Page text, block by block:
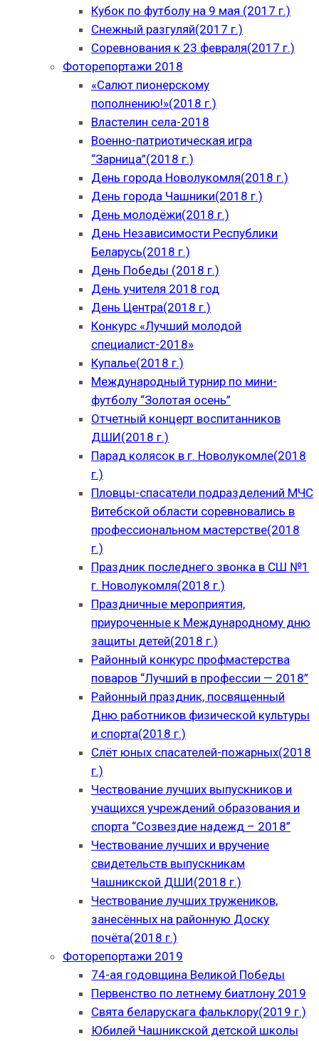
Кубок по футболу на 9 мая (2017 г.)
Снежный разгуляй(2017 г.)
Соревнования к 23 февраля(2017 г.)
Фоторепортажи 2018
«Салют пионерскому
пополнению!»(2018 г.)
Властелин села-2018
Военно-патриотическая игра
“Зарница”(2018 г.)
День города Новолукомля(2018 г.)
День города Чашники(2018 г.)
День молодёжи(2018 г.)
День Независимости Республики
Беларусь(2018 г.)
День Победы (2018 г.)
День учителя 2018 год
День Центра(2018 г.)
Конкурс «Лучший молодой
специалист-2018»
Купалье(2018 г.)
Международный турнир по мини-
футболу “Золотая осень”
Отчетный концерт воспитанников
ДШИ(2018 г.)
Парад колясок в г. Новолукомле(2018
г.)
Пловцы-спасатели подразделений МЧС
Витебской области соревновались в
профессиональном мастерстве(2018
г.)
Праздник последнего звонка в СШ №1
г. Новолукомля(2018 г.)
Праздничные мероприятия,
приуроченные к Международному дню
защиты детей(2018 г.)
Районный конкурс профмастерства
поваров “Лучший в профессии — 2018”
Районный праздник, посвященный
Дню работников физической культуры
и спорта(2018 г.)
Слёт юных спасателей-пожарных(2018
г.)
Чествование лучших выпускников и
учащихся учреждений образования и
спорта “Созвездие надежд – 2018”
Чествование лучших и вручение
свидетельств выпускникам
Чашникской ДШИ(2018 г.)
Чествование лучших тружеников,
занесённых на районную Доску
почёта(2018 г.)
Фоторепортажи 2019
74-ая годовщина Великой Победы
Первенство по летнему биатлону 2019
Свята беларускага фальклору(2019 г.)
Юбилей Чашникской детской школы